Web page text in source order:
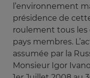
l’environnement
présidence de
roulement tous les
pays membres.
assumée par la
Monsieur Igor